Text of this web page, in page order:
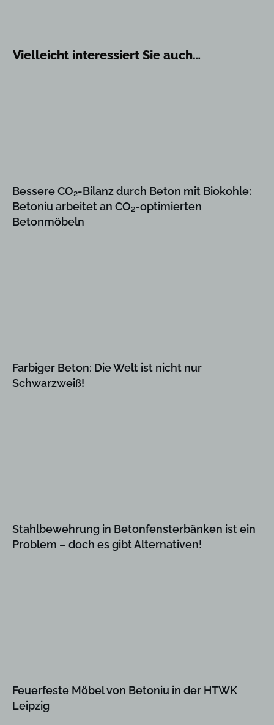
Vielleicht interessiert Sie auch…
Bessere CO₂-Bilanz durch Beton mit Biokohle:
Betoniu arbeitet an CO₂-optimierten
Betonmöbeln
Farbiger Beton: Die Welt ist nicht nur
Schwarzweiß!
Stahlbewehrung in Betonfensterbänken ist ein
Problem – doch es gibt Alternativen!
Feuerfeste Möbel von Betoniu in der HTWK
Leipzig